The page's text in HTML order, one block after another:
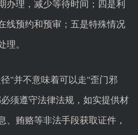
办理，减少等待时间；四是利
线预约和预审；五是特殊情况
理。
"并不意味着可以走"歪门邪
须遵守法律法规，如实提供材
、贿赂等非法手段获取证件，